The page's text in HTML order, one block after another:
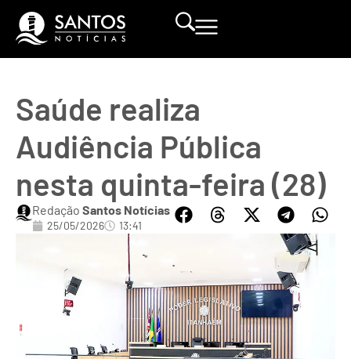
Saúde realiza
Audiência Pública
nesta quinta-feira (28)
Redação Santos Notícias
25/05/2026 13:41